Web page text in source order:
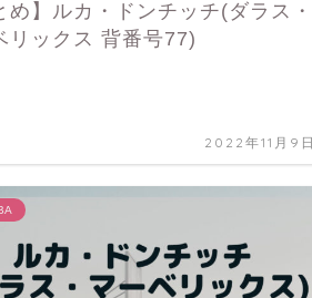
め】ルカ・ドンチッチ(ダラス・
リックス 背番号77)
2022年11月9日